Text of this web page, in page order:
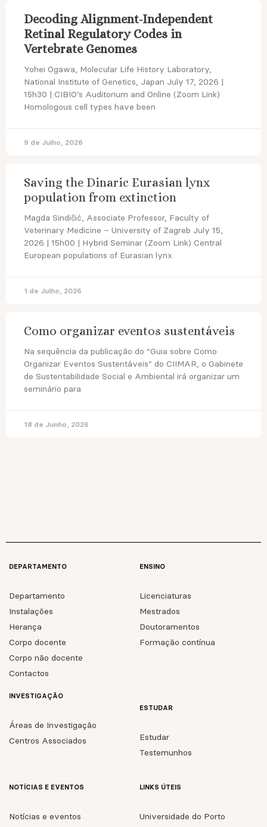
Decoding Alignment-Independent
Retinal Regulatory Codes in
Vertebrate Genomes
Yohei Ogawa, Molecular Life History Laboratory,
National Institute of Genetics, Japan July 17, 2026 |
15h30 | CIBIO’s Auditorium and Online (Zoom Link)
Homologous cell types have been
9 de Julho, 2026
Saving the Dinaric Eurasian lynx
population from extinction
Magda Sindičić, Associate Professor, Faculty of
Veterinary Medicine – University of Zagreb July 15,
2026 | 15h00 | Hybrid Seminar (Zoom Link) Central
European populations of Eurasian lynx
1 de Julho, 2026
Como organizar eventos sustentáveis
Na sequência da publicação do “Guia sobre Como
Organizar Eventos Sustentáveis” do CIIMAR, o Gabinete
de Sustentabilidade Social e Ambiental irá organizar um
seminário para
18 de Junho, 2026
DEPARTAMENTO
Departamento
Instalações
Herança
Corpo docente
Corpo não docente
Contactos
ENSINO
Licenciaturas
Mestrados
Doutoramentos
Formação contínua
INVESTIGAÇÃO
Áreas de Investigação
Centros Associados
ESTUDAR
Estudar
Testemunhos
NOTÍCIAS E EVENTOS
Notícias e eventos
LINKS ÚTEIS
Universidade do Porto